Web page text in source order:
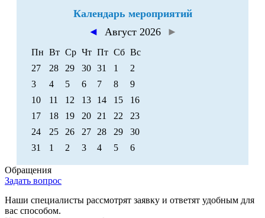
Календарь мероприятий
◄
Август 2026 ►
Пн Вт Ср Чт Пт Сб Вс
27
28 29 30 31 1
2
3
4 5 6 7 8
9
10
11 12 13 14 15
16
17
18 19 20 21 22
23
24
25 26 27 28 29
30
31
1 2 3 4 5 6
Обращения
Задать вопрос
Наши специалисты рассмотрят заявку и ответят удобным для
вас способом.